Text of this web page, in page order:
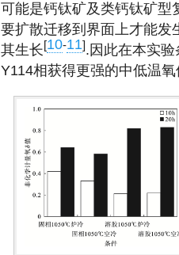
可能是钙钛矿及类钙钛矿型
要扩散迁移到界面上才能发
其生长[10-11].因此在本实
Y114相获得更强的中低温